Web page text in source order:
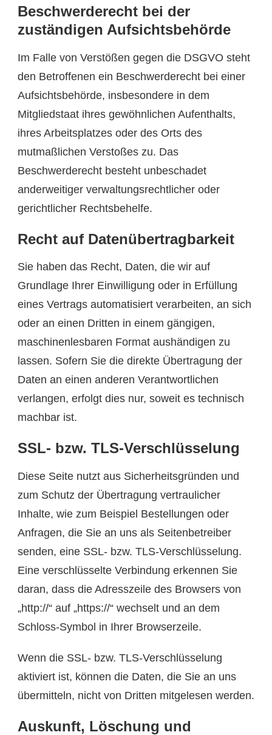
Beschwerde­recht bei der
zuständigen Aufsichts­behörde
Im Falle von Verstößen gegen die DSGVO steht
den Betroffenen ein Beschwerderecht bei einer
Aufsichtsbehörde, insbesondere in dem
Mitgliedstaat ihres gewöhnlichen Aufenthalts,
ihres Arbeitsplatzes oder des Orts des
mutmaßlichen Verstoßes zu. Das
Beschwerderecht besteht unbeschadet
anderweitiger verwaltungsrechtlicher oder
gerichtlicher Rechtsbehelfe.
Recht auf Daten­übertrag­barkeit
Sie haben das Recht, Daten, die wir auf
Grundlage Ihrer Einwilligung oder in Erfüllung
eines Vertrags automatisiert verarbeiten, an sich
oder an einen Dritten in einem gängigen,
maschinenlesbaren Format aushändigen zu
lassen. Sofern Sie die direkte Übertragung der
Daten an einen anderen Verantwortlichen
verlangen, erfolgt dies nur, soweit es technisch
machbar ist.
SSL- bzw. TLS-Verschlüsselung
Diese Seite nutzt aus Sicherheitsgründen und
zum Schutz der Übertragung vertraulicher
Inhalte, wie zum Beispiel Bestellungen oder
Anfragen, die Sie an uns als Seitenbetreiber
senden, eine SSL- bzw. TLS-Verschlüsselung.
Eine verschlüsselte Verbindung erkennen Sie
daran, dass die Adresszeile des Browsers von
„http://“ auf „https://“ wechselt und an dem
Schloss-Symbol in Ihrer Browserzeile.
Wenn die SSL- bzw. TLS-Verschlüsselung
aktiviert ist, können die Daten, die Sie an uns
übermitteln, nicht von Dritten mitgelesen werden.
Auskunft, Löschung und